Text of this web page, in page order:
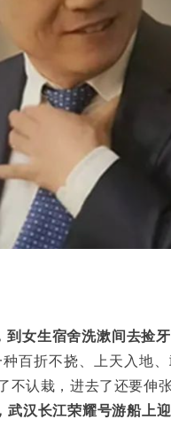
女生宿舍洗漱间去捡牙
百折不挠、上天入地
认栽，进去了还要伸
武汉长江荣耀号游船上